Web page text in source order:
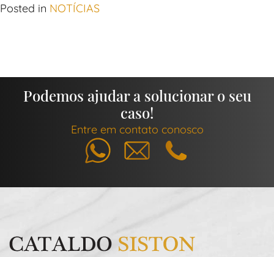
Posted in NOTÍCIAS
Podemos ajudar a solucionar o seu
caso!
Entre em contato conosco
WhatsappE-mail